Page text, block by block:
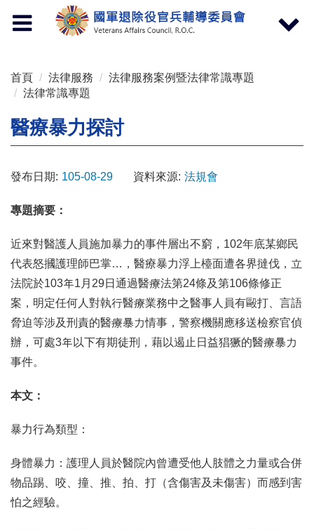
Toggle
navigation
Toggle
首頁 法律服務
法律服務案例暨法律常識專題
法律常識專題
醫療暴力探討
發布日期: 105-08-29 資料來源: 法規會
專題摘要：
近來對醫護人員施加暴力的事件層出不窮，102年底某鄉民
代表怒摑護理師巴掌…，醫療暴力浮上檯面遭各界撻伐，立
法院於103年1月29日通過醫療法第24條及第106條修正
案，明定任何人對執行醫療業務中之醫事人員有毆打、言語
脅迫等涉及刑責的醫療暴力情事，警察機關應移送檢察官偵
辦，可處3年以下有期徒刑，藉以遏止日益猖獗的醫療暴力
事件。
本文：
暴力行為類型：
身體暴力：護理人員於醫院內曾遭受他人肢體之力量或合併
物品踢、咬、撞、推、拍、打（含傷害及未傷害）而感到害
怕之經驗。